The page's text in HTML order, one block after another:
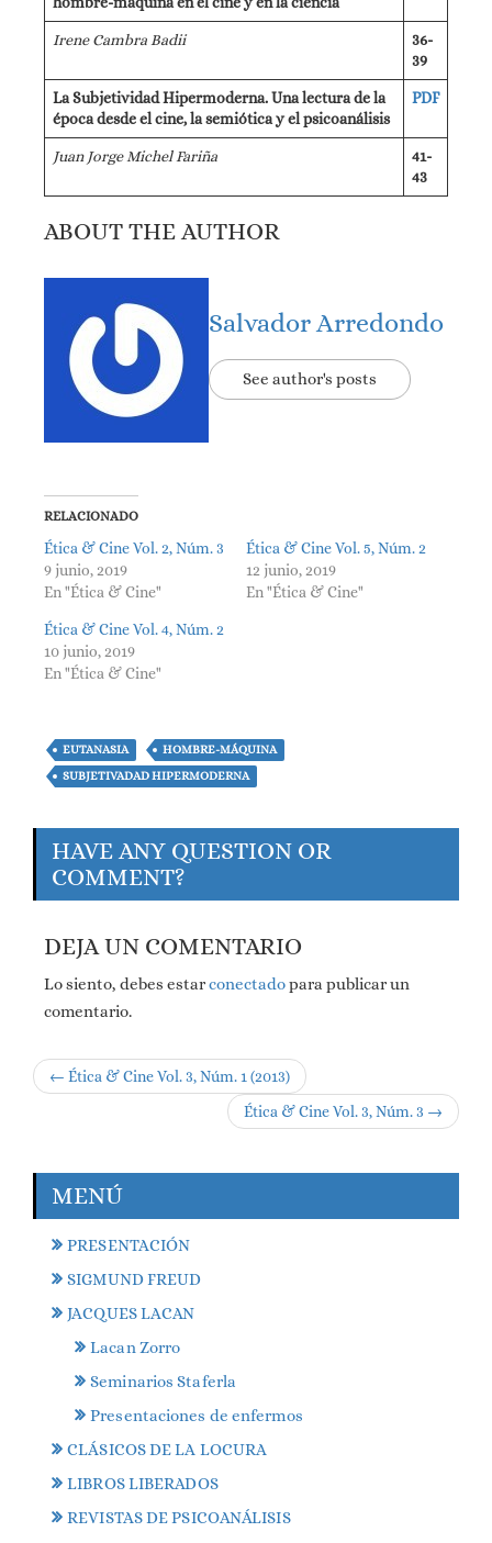
Irene Cambra Badii
36-
39
La Subjetividad Hipermoderna. Una lectura de la
época desde el cine, la semiótica y el psicoanálisis
PDF
Juan Jorge Michel Fariña
41-
43
ABOUT THE AUTHOR
Salvador Arredondo
See author's posts
RELACIONADO
Ética & Cine Vol. 2, Núm. 3
9 junio, 2019
En "Ética & Cine"
Ética & Cine Vol. 5, Núm. 2
12 junio, 2019
En "Ética & Cine"
Ética & Cine Vol. 4, Núm. 2
10 junio, 2019
En "Ética & Cine"
EUTANASIA
HOMBRE-MÁQUINA
SUBJETIVADAD HIPERMODERNA
HAVE ANY QUESTION OR
COMMENT?
DEJA UN COMENTARIO
Lo siento, debes estarconectadopara publicar un
comentario.
← Ética & Cine Vol. 3, Núm. 1 (2013)
Ética & Cine Vol. 3, Núm. 3 →
MENÚ
PRESENTACIÓN
SIGMUND FREUD
JACQUES LACAN
Lacan Zorro
Seminarios Staferla
Presentaciones de enfermos
CLÁSICOS DE LA LOCURA
LIBROS LIBERADOS
REVISTAS DE PSICOANÁLISIS